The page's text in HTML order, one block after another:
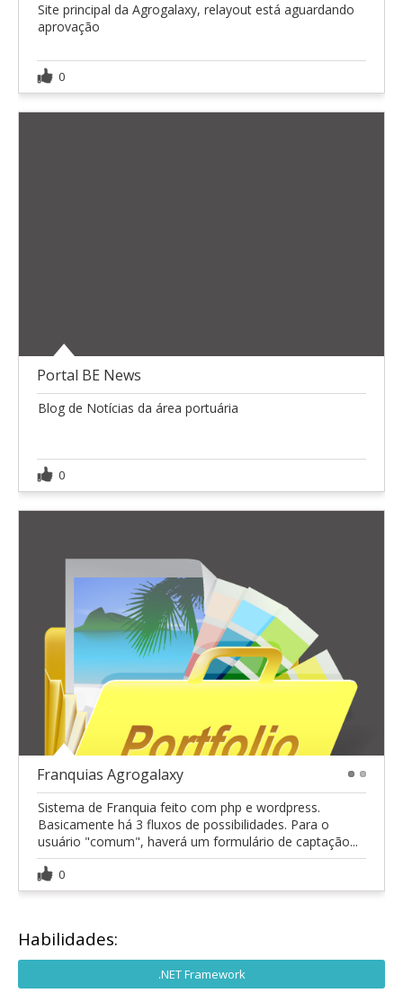
Site principal da Agrogalaxy, relayout está aguardando
aprovação
0
Portal BE News
Blog de Notícias da área portuária
0
Franquias Agrogalaxy
Sistema de Franquia feito com php e wordpress.
Basicamente há 3 fluxos de possibilidades. Para o
usuário "comum", haverá um formulário de captação...
0
Habilidades:
.NET Framework